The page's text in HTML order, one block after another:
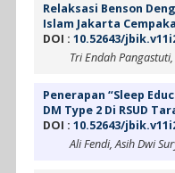
Relaksasi Benson
Islam Jakarta
DOI : 10.52643/
Tri Endah
Penerapan “Sleep
DM Type 2 Di RSUD
DOI : 10.52643/
Ali Fendi, Asih Dwi